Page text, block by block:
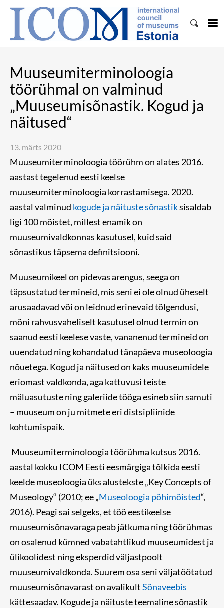
Muuseumiterminoloogia
töörühmal on valminud
„Muuseumisõnastik. Kogud ja
näitused“
13. märts 2020
Muuseumiterminoloogia töörühm on alates 2016.
aastast tegelenud eesti keelse
muuseumiterminoloogia korrastamisega. 2020.
aastal valminud kogude ja näituste sõnastiksisaldab
ligi 100 mõistet, millest enamik on
muuseumivaldkonnas kasutusel, kuid said
sõnastikus täpsema definitsiooni.
Muuseumikeel on pidevas arengus, seega on
täpsustatud termineid, mis seni ei ole olnud üheselt
arusaadavad või on leidnud erinevaid tõlgendusi,
mõni rahvusvaheliselt kasutusel olnud termin on
saanud eesti keelese vaste, vananenud termineid on
uuendatud ning kohandatud tänapäeva museoloogia
nõuetega. Kogud ja näitused on kaks muuseumidele
eriomast valdkonda, aga kattuvusi teiste
mäluasutuste ning galeriide tööga esineb siin samuti
– muuseum on ju mitmete eri distsipliinide
kohtumispaik.
Muuseumiterminoloogia töörühma kutsus 2016.
aastal kokku ICOM Eesti eesmärgiga tõlkida eesti
keelde museoloogia üks alustekste „Key Concepts of
Museology“ (2010; ee „Museoloogia põhimõisted“,
2016). Peagi sai selgeks, et töö eestikeelse
muuseumisõnavaraga peab jätkuma ning töörühmas
on osalenud kümned vabatahtlikud muuseumidest ja
ülikoolidest ning eksperdid väljastpoolt
muuseumivaldkonda. Suurem osa seni väljatöötatud
muuseumisõnavarast on avalikultSõnaveebis
kättesaadav. Kogude ja näituste teemaline sõnastik